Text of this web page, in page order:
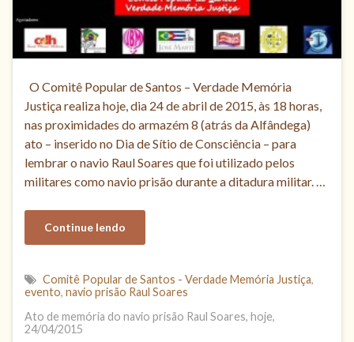
O Comitê Popular de Santos – Verdade Memória
Justiça realiza hoje, dia 24 de abril de 2015, às 18 horas,
nas proximidades do armazém 8 (atrás da Alfândega)
ato – inserido no Dia de Sítio de Consciência – para
lembrar o navio Raul Soares que foi utilizado pelos
militares como navio prisão durante a ditadura militar. …
Continue lendo
Comitê Popular de Santos - Verdade Memória Justiça,
evento, navio prisão Raul Soares
Ato de memória do navio prisão Raul Soares, hoje,
24/04/2015